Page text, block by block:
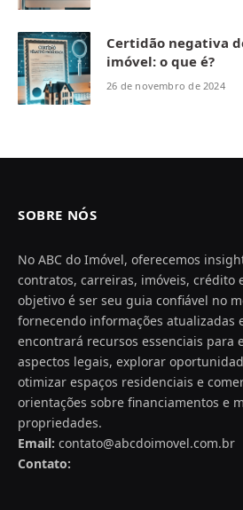
Certidão negativa
imóvel: o que é?
26 de novembro de 2024
SOBRE NÓS
No ABC do Imóvel, oferecemos
contratos, carreiras, imóveis, crédito
objetivo é ser seu guia confiável no
fornecendo informações atualizadas
encontrará recursos essenciais para
aspectos legais, explorar
otimizar espaços residenciais e
orientações sobre financiamentos e
propriedades.
Email: contato@abcdoimovel.com.br
Contato: